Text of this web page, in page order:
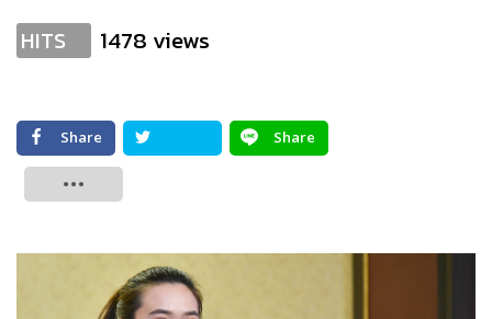
HITS 1478 views
Share
Share